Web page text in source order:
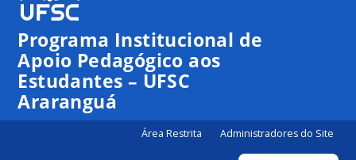
Canais
Programa Institucional de
Apoio Pedagógico aos
Estudantes – UFSC
Araranguá
Área Restrita Administradores do Site